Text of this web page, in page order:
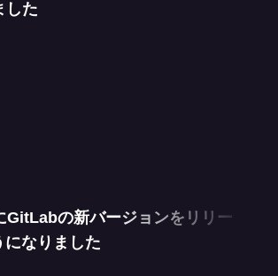
した
GitLabの新バージョンをリリー
になりました